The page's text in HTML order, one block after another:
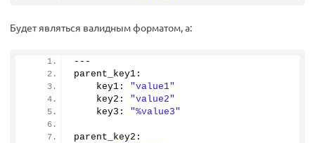
Будет являться валидным форматом, а:
---
parent_key1:
    key1:
"value1"
    key2:
"value2"
    key3:
"%value3"
parent_key2: